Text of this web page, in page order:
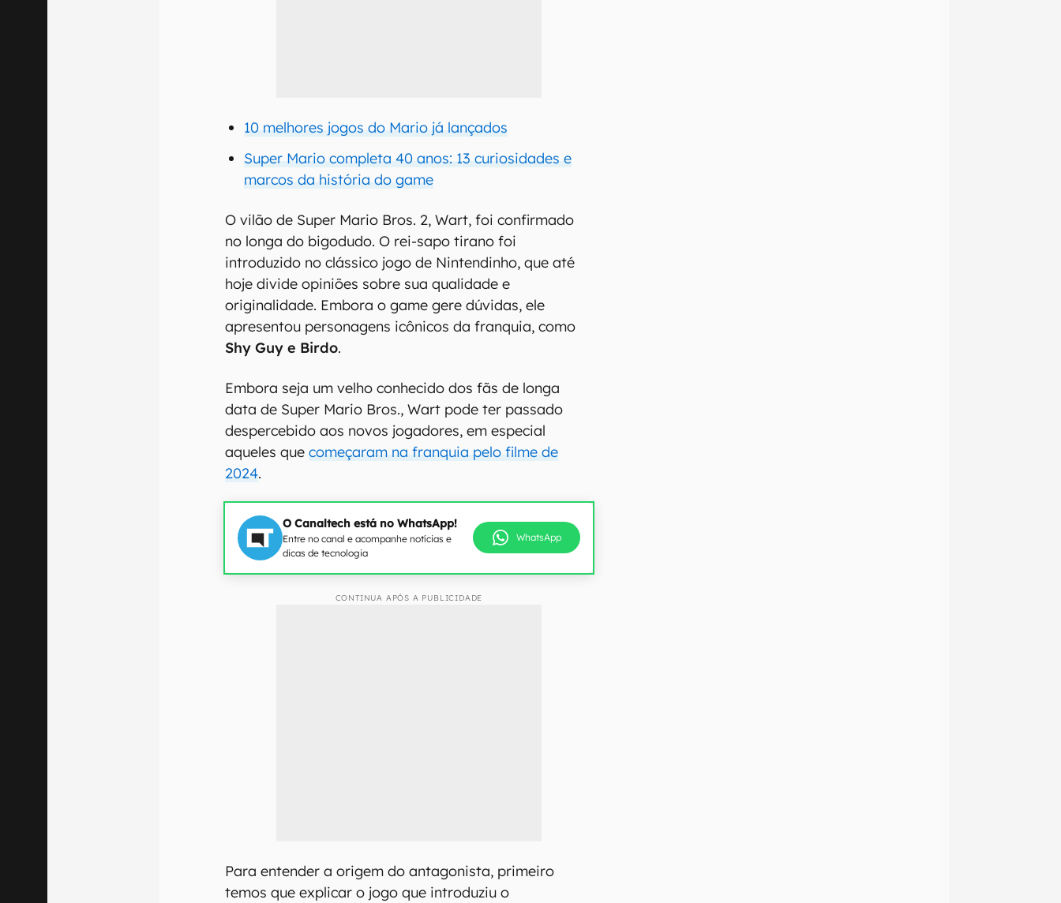
10 melhores jogos do Mario já lançados
Super Mario completa 40 anos: 13 curiosidades e
marcos da história do game
O vilão de Super Mario Bros. 2, Wart, foi confirmado
no longa do bigodudo. O rei-sapo tirano foi
introduzido no clássico jogo de Nintendinho, que até
hoje divide opiniões sobre sua qualidade e
originalidade. Embora o game gere dúvidas, ele
apresentou personagens icônicos da franquia, como
Shy Guy e Birdo.
Embora seja um velho conhecido dos fãs de longa
data de Super Mario Bros., Wart pode ter passado
despercebido aos novos jogadores, em especial
aqueles quecomeçaram na franquia pelo filme de
2024.
O Canaltech está no WhatsApp!
Entre no canal e acompanhe notícias e
dicas de tecnologia
WhatsApp
CONTINUA APÓS A PUBLICIDADE
Para entender a origem do antagonista, primeiro
temos que explicar o jogo que introduziu o